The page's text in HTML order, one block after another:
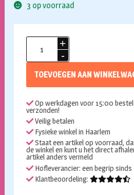
3 op voorraad
Peggy
TOEVOEGEN AAN
Op werkdagen voor 15:00
verzonden!
Veilig betalen
Fysieke winkel in Haarlem
Staat een artikel op voorraad,
de winkel en kunt u het direct
artikel anders vermeld
Hofleverancier: een begrip sinds
Klantbeoordeling: